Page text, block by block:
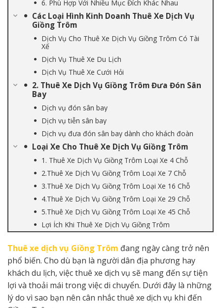
6. Phù Hợp Với Nhiều Mục Đích Khác Nhau
Các Loại Hình Kinh Doanh Thuê Xe Dịch Vụ
Giồng Trôm
Dịch Vụ Cho Thuê Xe Dịch Vụ Giồng Trôm Có Tài
Xế
Dịch Vụ Thuê Xe Du Lịch
Dịch Vụ Thuê Xe Cưới Hỏi
2. Thuê Xe Dịch Vụ Giồng Trôm Đưa Đón Sân
Bay
Dịch vụ đón sân bay
Dịch vụ tiễn sân bay
Dịch vụ đưa đón sân bay dành cho khách đoàn
Loại Xe Cho Thuê Xe Dịch Vụ Giồng Trôm
1. Thuê Xe Dịch Vụ Giồng Trôm Loại Xe 4 Chỗ
2.Thuê Xe Dịch Vụ Giồng Trôm Loại Xe 7 Chỗ
3.Thuê Xe Dịch Vụ Giồng Trôm Loại Xe 16 Chỗ
4.Thuê Xe Dịch Vụ Giồng Trôm Loại Xe 29 Chỗ
5.Thuê Xe Dịch Vụ Giồng Trôm Loại Xe 45 Chỗ
Lợi Ích Khi Thuê Xe Dịch Vụ Giồng Trôm
Thuê xe dịch vụ Giồng Trôm đang ngày càng trở nên
phổ biến. Cho dù bạn là người dân địa phương hay
khách du lịch, việc thuê xe dịch vụ sẽ mang đến sự tiện
lợi và thoải mái trong việc di chuyển. Dưới đây là những
lý do vì sao bạn nên cân nhắc thuê xe dịch vụ khi đến